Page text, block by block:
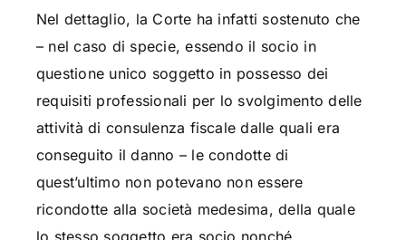
Nel dettaglio, la Corte ha infatti sostenuto che
– nel caso di specie, essendo il socio in
questione unico soggetto in possesso dei
requisiti professionali per lo svolgimento delle
attività di consulenza fiscale dalle quali era
conseguito il danno – le condotte di
quest’ultimo non potevano non essere
ricondotte alla società medesima, della quale
lo stesso soggetto era socio nonché